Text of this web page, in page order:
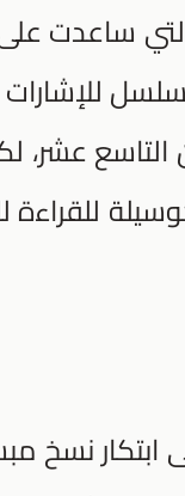
ساعدت على
التاسع
للقراءة
ابتكار